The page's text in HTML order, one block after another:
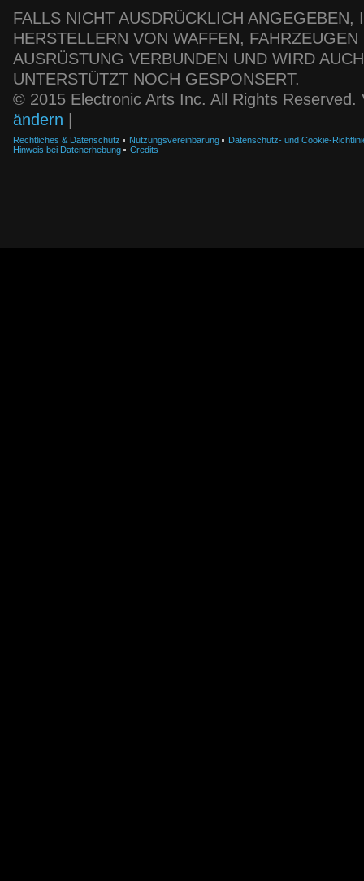
FALLS NICHT AUSDRÜCKLICH
HERSTELLERN VON WAFFEN,
AUSRÜSTUNG VERBUNDEN UND WIRD
UNTERSTÜTZT NOCH GESPONSERT.
© 2015 Electronic Arts Inc. All Rights
ändern
Rechtliches & Datenschutz Nutzungsvereinbarung
Datenschutz- und Cookie-
Hinweis bei Datenerhebung
Credits